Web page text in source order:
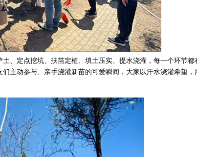
、定点挖坑、扶苗定植、填土压实、提水浇灌，每一个环节都
主动参与、亲手浇灌新苗的可爱瞬间，大家以汗水浇灌希望，